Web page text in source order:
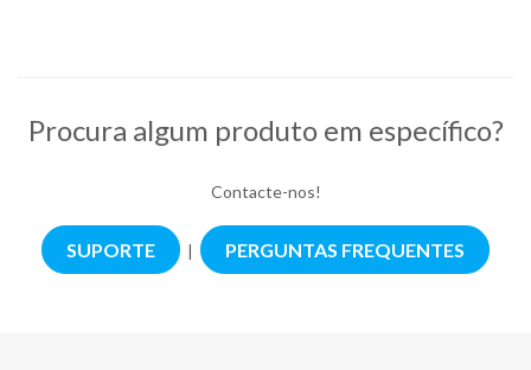
Procura algum produto em específico?
Contacte-nos!
SUPORTE | PERGUNTAS FREQUENTES